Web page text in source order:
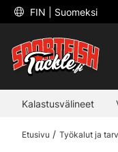
FIN | Suomeksi
Kalastusvälineet
Etusivu Työkalut ja